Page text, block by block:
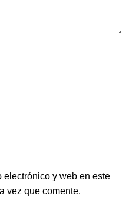
electrónico y web en este
vez que comente.